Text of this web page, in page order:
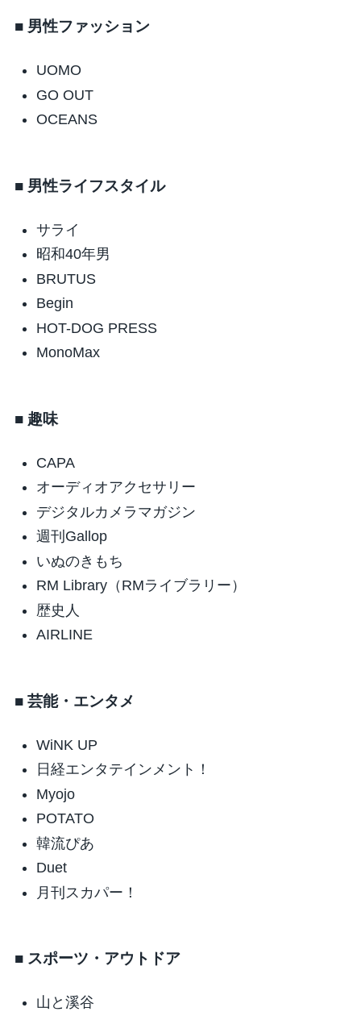
■ 男性ファッション
UOMO
GO OUT
OCEANS
■ 男性ライフスタイル
サライ
昭和40年男
BRUTUS
Begin
HOT-DOG PRESS
MonoMax
■ 趣味
CAPA
オーディオアクセサリー
デジタルカメラマガジン
週刊Gallop
いぬのきもち
RM Library（RMライブラリー）
歴史人
AIRLINE
■ 芸能・エンタメ
WiNK UP
日経エンタテインメント！
Myojo
POTATO
韓流ぴあ
Duet
月刊スカパー！
■ スポーツ・アウトドア
山と溪谷